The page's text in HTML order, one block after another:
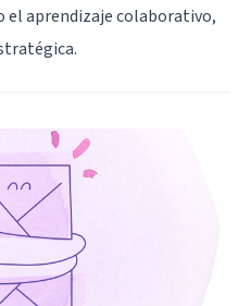
aprendizaje colaborativo,